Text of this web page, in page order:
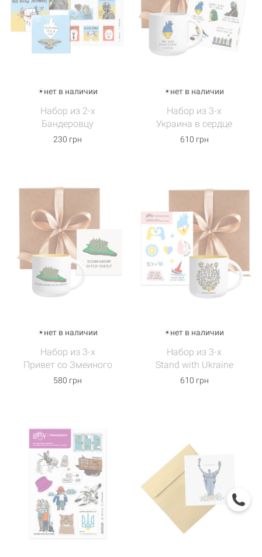
нет в наличии
Набор из 2-х
Бандеровцу
230 грн
нет в наличии
Набор из 3-х
Украина в сердце
610 грн
нет в наличии
Набор из 3-х
Привет со Змеиного
580 грн
нет в наличии
Набор из 3-х
Stand with Ukraine
610 грн